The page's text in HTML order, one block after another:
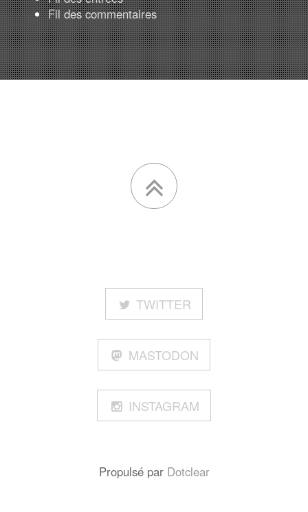
Fil des commentaires
TWITTER
MASTODON
INSTAGRAM
Propulsé par Dotclear